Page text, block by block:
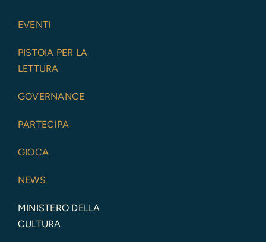
EVENTI
PISTOIA PER LA
LETTURA
GOVERNANCE
PARTECIPA
GIOCA
NEWS
MINISTERO DELLA
CULTURA